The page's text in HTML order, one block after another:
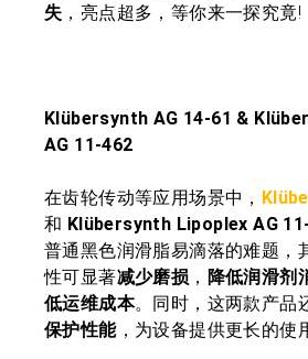
失 ，亮点超多，等你来一探究竟!
Klübersynth AG 14-61 &
AG 11-462
在齿轮传动等应用场景中，
和 Klübersynth Lipoplex AG
普通黑色润滑脂易滴落的难题，
性可显著减少磨损 ， 降低润滑剂
低运维成本。同时，这两款产品
保护性能，为设备提供更长的使